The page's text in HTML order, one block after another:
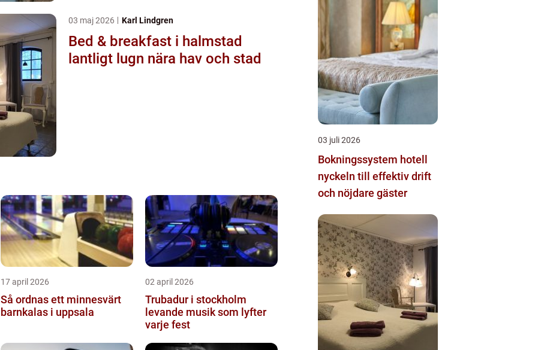
03 maj 2026 Karl Lindgren
Bed & breakfast i halmstad
lantligt lugn nära hav och stad
17 april 2026
Så ordnas ett minnesvärt
barnkalas i uppsala
02 april 2026
Trubadur i stockholm
levande musik som lyfter
varje fest
03 juli 2026
Bokningssystem hotell
nyckeln till effektiv drift
och nöjdare gäster